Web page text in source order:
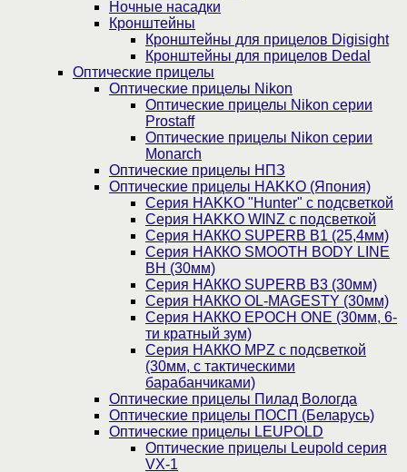
Ночные насадки
Кронштейны
Кронштейны для прицелов Digisight
Кронштейны для прицелов Dedal
Оптические прицелы
Оптические прицелы Nikon
Оптические прицелы Nikon серии
Prostaff
Оптические прицелы Nikon серии
Monarch
Оптические прицелы НПЗ
Оптические прицелы HAKKO (Япония)
Cерия HAKKO "Hunter" с подсветкой
Серия НAKKO WINZ с подсветкой
Серия НАККО SUPERB B1 (25,4мм)
Серия НАККО SMOOTH BODY LINE
BH (30мм)
Серия НАККО SUPERB B3 (30мм)
Серия НАККО OL-MAGESTY (30мм)
Серия НАККО EPOCH ONE (30мм, 6-
ти кратный зум)
Серия НАККО MPZ с подсветкой
(30мм, c тактическими
барабанчиками)
Оптические прицелы Пилад Вологда
Оптические прицелы ПОСП (Беларусь)
Оптические прицелы LEUPOLD
Оптические прицелы Leupold серия
VX-1